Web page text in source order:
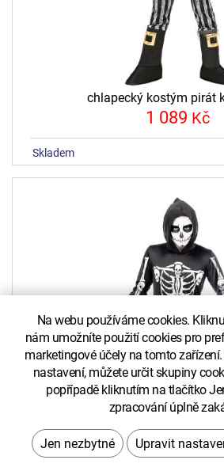
Na webu používáme cookies.
nám umožníte použití cookies pro
marketingové účely na tomto
nastavení, můžete určit skupiny
popřípadě kliknutím na tlačítko
zpracování úplně
Upravit
chlapecký kostým pirát
1 089 Kč
skladem